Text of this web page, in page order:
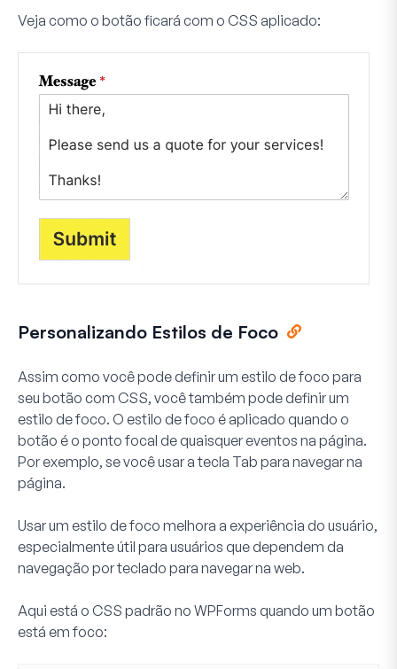
Veja como o botão ficará com o CSS aplicado:
Personalizando Estilos de Foco
Assim como você pode definir um estilo de foco para
seu botão com CSS, você também pode definir um
estilo de foco. O estilo de foco é aplicado quando o
botão é o ponto focal de quaisquer eventos na página.
Por exemplo, se você usar a tecla Tab para navegar na
página.
Usar um estilo de foco melhora a experiência do usuário,
especialmente útil para usuários que dependem da
navegação por teclado para navegar na web.
Aqui está o CSS padrão no WPForms quando um botão
está em foco: